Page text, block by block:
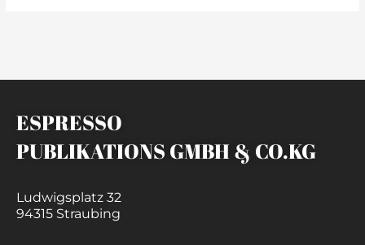
ESPRESSO
PUBLIKATIONS GMBH & CO.KG
Ludwigsplatz 32
94315 Straubing